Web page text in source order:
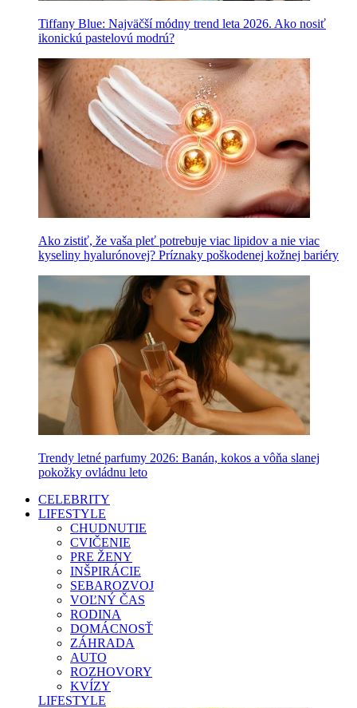
Tiffany Blue: Najväčší módny trend leta 2026. Ako nosiť
ikonickú pastelovú modrú?
Ako zistiť, že vaša pleť potrebuje viac lipidov a nie viac
kyseliny hyalurónovej? Príznaky poškodenej kožnej bariéry
Trendy letné parfumy 2026: Banán, kokos a vôňa slanej
pokožky ovládnu leto
CELEBRITY
LIFESTYLE
CHUDNUTIE
CVIČENIE
PRE ŽENY
INŠPIRÁCIE
SEBAROZVOJ
VOĽNÝ ČAS
RODINA
DOMÁCNOSŤ
ZÁHRADA
AUTO
ROZHOVORY
KVÍZY
LIFESTYLE